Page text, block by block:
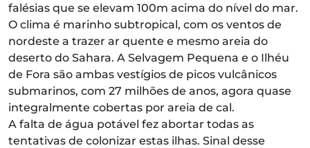
falésias que se elevam 100m acima do nível do mar.
O clima é marinho subtropical, com os ventos de
nordeste a trazer ar quente e mesmo areia do
deserto do Sahara. A Selvagem Pequena e o Ilhéu
de Fora são ambas vestígios de picos vulcânicos
submarinos, com 27 milhões de anos, agora quase
integralmente cobertas por areia de cal.
A falta de água potável fez abortar todas as
tentativas de colonizar estas ilhas. Sinal desse